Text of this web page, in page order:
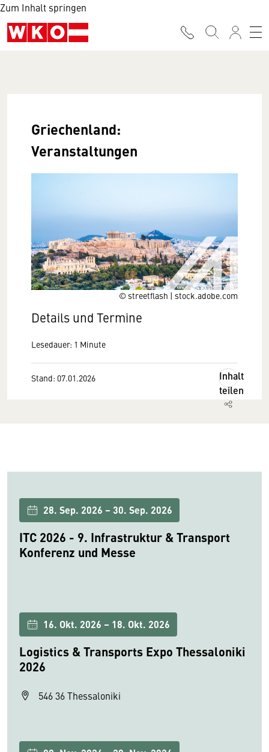
Zum Inhalt springen
© streetflash | stock.adobe.com
Griechenland:
Veranstaltungen
Details und Termine
Lesedauer: 1 Minute
Stand: 07.01.2026
Inhalt
teilen
28. Sep. 2026 – 30. Sep. 2026
ITC 2026 - 9. Infrastruktur & Transport
Konferenz und Messe
16. Okt. 2026 – 18. Okt. 2026
Logistics & Transports Expo Thessaloniki
2026
546 36 Thessaloniki